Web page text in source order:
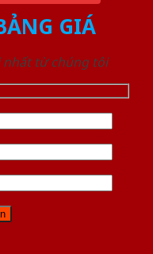
GIÁ
nhất từ chúng tôi